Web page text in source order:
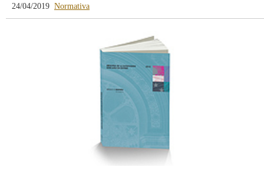
24/04/2019 Normativa-
/webcb/Blog/Otras/Normativa